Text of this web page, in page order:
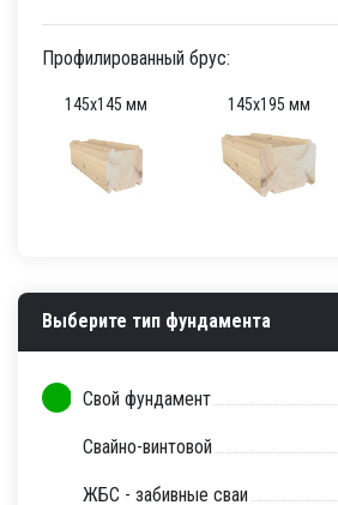
Профилированный брус:
145х145 мм 145х195 мм
Выберите тип фундамента
Свой фундамент
Свайно-винтовой
ЖБС - забивные сваи